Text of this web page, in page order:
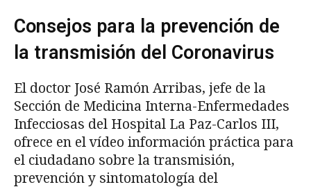
Consejos para la prevención de
la transmisión del Coronavirus
El doctor José Ramón Arribas, jefe de la
Sección de Medicina Interna-Enfermedades
Infecciosas del Hospital La Paz-Carlos III,
ofrece en el vídeo información práctica para
el ciudadano sobre la transmisión,
prevención y sintomatología del